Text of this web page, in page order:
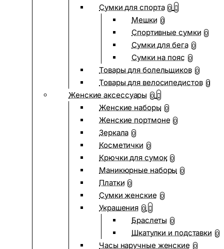
Сумки для спорта 0
Мешки 0
Спортивные сумки 0
Сумки для бега 0
Сумки на пояс 0
Товары для болельщиков 0
Товары для велосипедистов 0
Женские аксессуары 0
Женские наборы 0
Женские портмоне 0
Зеркала 0
Косметички 0
Крючки для сумок 0
Маникюрные наборы 0
Платки 0
Сумки женские 0
Украшения 0
Браслеты 0
Шкатулки и подставки 0
Часы наручные женские 0